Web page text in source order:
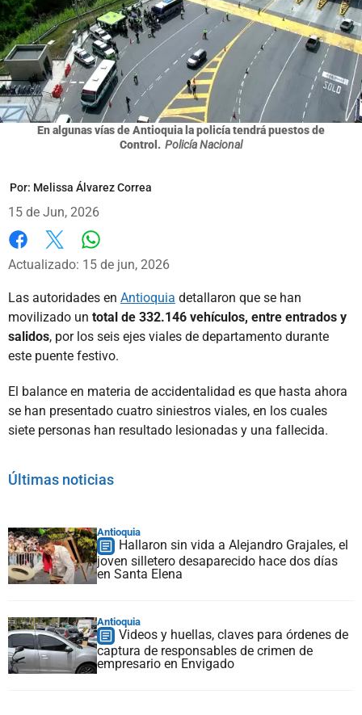
En algunas vías de Antioquia la policía tendrá puestos de
Control. Policía Nacional
Por: Melissa Álvarez Correa
15 de Jun, 2026
Facebook
X
Actualizado: 15 de jun, 2026
Las autoridades en Antioquia detallaron que se han
movilizado un total de 332.146 vehículos, entre entrados y
salidos, por los seis ejes viales de departamento durante
este puente festivo.
El balance en materia de accidentalidad es que hasta ahora
se han presentado cuatro siniestros viales, en los cuales
siete personas han resultado lesionadas y una fallecida.
Últimas noticias
Antioquia
Hallaron sin vida a Alejandro Grajales, el
joven silletero desaparecido hace dos días
en Santa Elena
Antioquia
Videos y huellas, claves para órdenes de
captura de responsables de crimen de
empresario en Envigado